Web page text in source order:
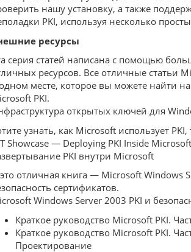
нашу установку, а также
PKI, используя несколько
ресурсы
серия статей написана с помощью
ресурсов. Все отличные статьи
месте, которое вы можете найти
PKI.
открытых ключей для
узнать, как Microsoft использует
Showcase — Deploying PKI Inside
PKI внутри Microsoft
отличная книга — Microsoft Windows
сертификатов.
Windows Server 2003 PKI и
Краткое руководство Microsoft PKI.
Краткое руководство Microsoft PKI.
Проектирование